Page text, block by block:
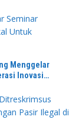
Menggelar
Inovasi